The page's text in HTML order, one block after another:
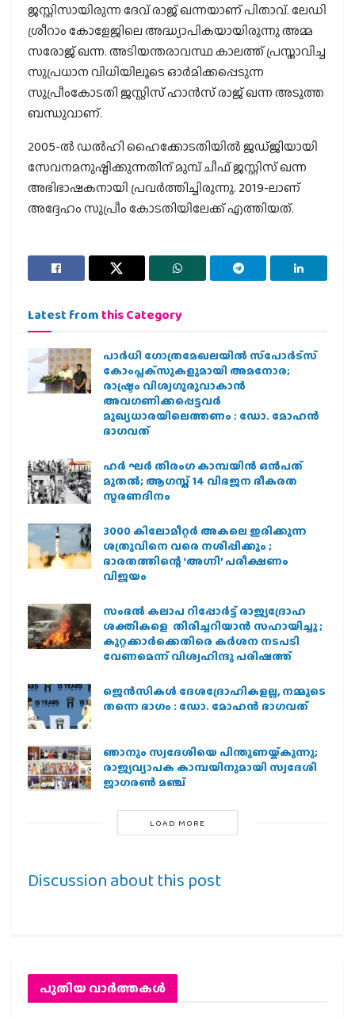
ജസ്റ്റിസായിരുന്ന ദേവ് രാജ് ഖന്നയാണ് പിതാവ്. ലേഡി
ശ്രീറാം കോളേജിലെ അദ്ധ്യാപികയായിരുന്നു അമ്മ
സരോജ് ഖന്ന. അടിയന്തരാവസ്ഥ കാലത്ത് പ്രസ്താവിച്ച
സുപ്രധാന വിധിയിലൂടെ ഓർമിക്കപ്പെടുന്ന
സുപ്രീംകോടതി ജസ്റ്റിസ് ഹാൻസ് രാജ് ഖന്ന അടുത്ത
ബന്ധുവാണ്.
2005-ൽ ഡൽഹി ഹൈക്കോടതിയിൽ ജഡ്ജിയായി
സേവനമനുഷ്ഠിക്കുന്നതിന് മുമ്പ് ചീഫ് ജസ്റ്റിസ് ഖന്ന
അഭിഭാഷകനായി പ്രവർത്തിച്ചിരുന്നു. 2019-ലാണ്
അദ്ദേഹം സുപ്രീം കോടതിയിലേക്ക് എത്തിയത്.
Latest from this Category
പാര്‍ധി ഗോത്രമേഖലയില്‍ സ്‌പോര്‍ട്‌സ്
കോംപ്ലക്‌സുകളുമായി അമനോര;
രാഷ്ട്രം വിശ്വഗുരുവാകാന്‍
അവഗണിക്കപ്പെട്ടവര്‍
മുഖ്യധാരയിലെത്തണം : ഡോ. മോഹന്‍
ഭാഗവത്
ഹര്‍ ഘര്‍ തിരംഗ കാമ്പയിന്‍ ഒന്‍പത്
മുതല്‍; ആഗസ്ത് 14 വിഭജന ഭീകരത
സ്മരണദിനം
3000 കിലോമീറ്റർ അകലെ ഇരിക്കുന്ന
ശത്രുവിനെ വരെ നശിപ്പിക്കും ;
ഭാരതത്തിന്റെ ‘അഗ്നി’ പരീക്ഷണം
വിജയം
സംഭൽ കലാപ റിപ്പോർട്ട് രാജ്യദ്രോഹ
ശക്തികളെ തിരിച്ചറിയാൻ സഹായിച്ചു ;
കുറ്റക്കാർക്കെതിരെ കർശന നടപടി
വേണമെന്ന് വിശ്വഹിന്ദു പരിഷത്ത്
ജെന്‍സികള്‍ ദേശദ്രോഹികളല്ല, നമ്മുടെ
തന്നെ ഭാഗം : ഡോ. മോഹന്‍ ഭാഗവത്
ഞാനും സ്വദേശിയെ പിന്തുണയ്ക്കുന്നു;
രാജ്യവ്യാപക കാമ്പയിനുമായി സ്വദേശി
ജാഗരണ്‍ മഞ്ച്
LOAD MORE
Discussion about this post
പുതിയ വാര്‍ത്തകള്‍